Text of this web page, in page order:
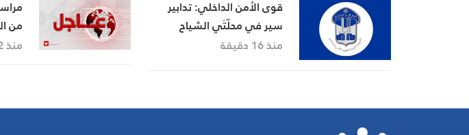
قوى الأمن الداخلي: تدابير
سير في محلّتَي الشياح
والضبيّة
منذ 16 دقيقة
من
جسم
منذ 22 دقيقة